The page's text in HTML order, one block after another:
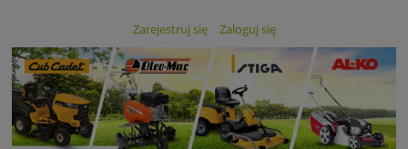
Zarejestruj się Zaloguj się